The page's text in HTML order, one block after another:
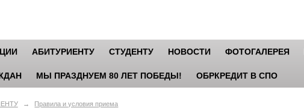
АБИТУРИЕНТУ СТУДЕНТУ НОВОСТИ ФОТОГАЛЕРЕЯ
МЫ ПРАЗДНУЕМ 80 ЛЕТ ПОБЕДЫ! ОБРКРЕДИТ В СПО
→ Правила и условия приема